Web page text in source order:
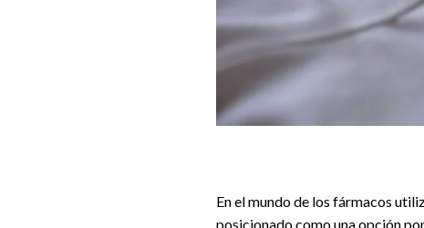
En el mundo de los fármacos
posicionado como una opción